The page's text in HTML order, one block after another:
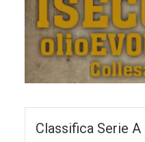
Classifica Serie A